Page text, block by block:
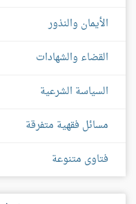
الأيمان والنذور
القضاء والشهادات
السياسة الشرعية
مسائل فقهية متفرقة
فتاوى متنوعة